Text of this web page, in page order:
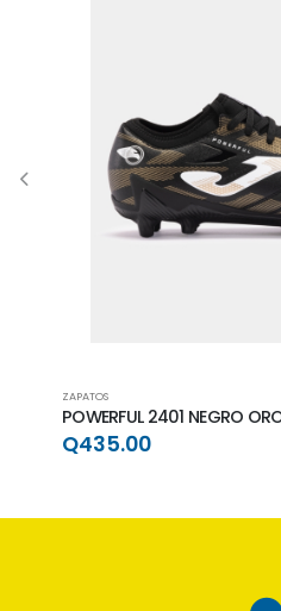
ZAPATOS
POWERFUL 2401 NEGRO
Q435.00